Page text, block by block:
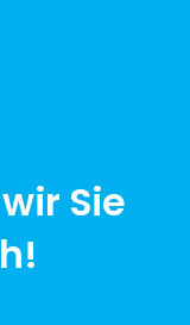
Sie